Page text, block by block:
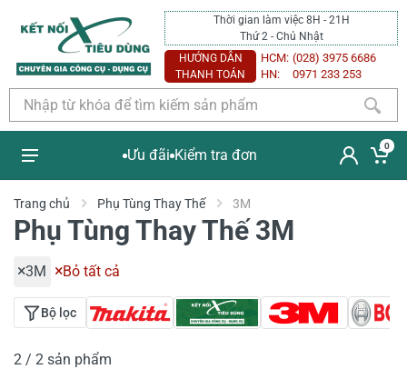
Thời gian làm việc 8H - 21H
Thứ 2 - Chủ Nhật
HƯỚNG DẪN
THANH TOÁN
HCM: (028) 3975 6686
HN:
0971 233 253
Ưu đãi Kiểm tra đơn
0
Trang chủ Phụ Tùng Thay Thế 3M
Phụ Tùng Thay Thế 3M
3M Bỏ tất cả
Bộ lọc
2 / 2 sản phẩm